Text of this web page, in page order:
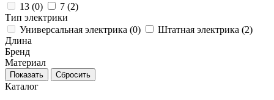
13 (0) 7 (2)
Тип электрики
Универсальная электрика (0) Штатная электрика (2)
Длина
Бренд
Материал
Каталог